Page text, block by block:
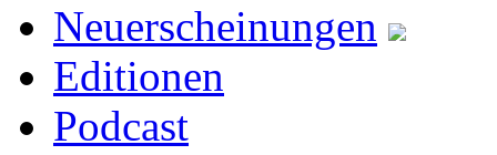
Neuerscheinungen
Editionen
Podcast